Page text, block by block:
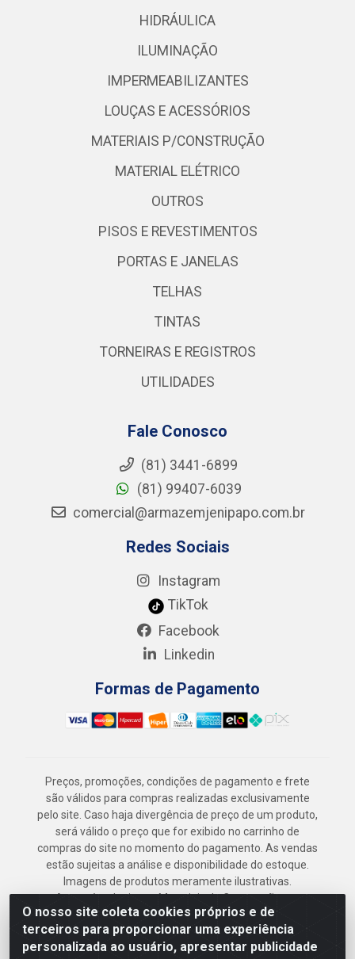
O nosso site coleta cookies próprios e de
terceiros para proporcionar uma experiência
personalizada ao usuário, apresentar publicidade
HIDRÁULICA
ILUMINAÇÃO
IMPERMEABILIZANTES
LOUÇAS E ACESSÓRIOS
MATERIAIS P/CONSTRUÇÃO
MATERIAL ELÉTRICO
OUTROS
PISOS E REVESTIMENTOS
PORTAS E JANELAS
TELHAS
TINTAS
TORNEIRAS E REGISTROS
UTILIDADES
Fale Conosco
(81) 3441-6899
(81) 99407-6039
comercial@armazemjenipapo.com.br
Redes Sociais
Instagram
TikTok
Facebook
Linkedin
Formas de Pagamento
Preços, promoções, condições de pagamento e frete
são válidos para compras realizadas exclusivamente
pelo site. Caso haja divergência de preço de um produto,
será válido o preço que for exibido no carrinho de
compras do site no momento do pagamento. As vendas
estão sujeitas a análise e disponibilidade do estoque.
Imagens de produtos meramente ilustrativas.
Armazém Jenipapo Materiais de Construção em
Geral LTDA - Rua das Flores, 2691 - Guabiraba,
Recife/PE - CEP 52.291-630 - CNPJ
41.097.379/0001-